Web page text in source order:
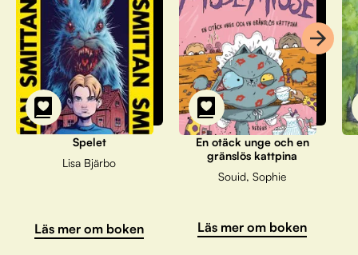
Spelet
Lisa Bjärbo
Läs mer om boken
En otäck unge och en
gränslös kattpina
Souid, Sophie
Läs mer om boken